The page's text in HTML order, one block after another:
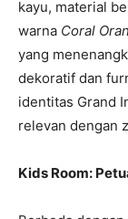
kayu, material
warna Coral
yang
dekoratif dan
identitas Grand
relevan dengan
Kids Room: